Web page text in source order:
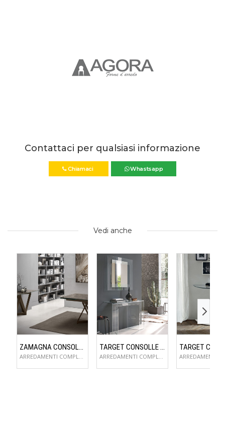
Contattaci per qualsiasi informazione
Chiamaci Whastsapp
Vedi anche
ZAMAGNA CONSOLLE FLAME
ARREDAMENTI COMPLEMENTI D'ARREDO
TARGET CONSOLLE SAGITTA
ARREDAMENTI COMPLEMENTI D'ARREDO